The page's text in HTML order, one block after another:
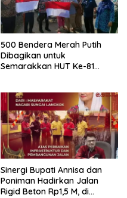
500 Bendera Merah Putih
Dibagikan untuk
Semarakkan HUT Ke-81
Sinergi Bupati Annisa dan
Poniman Hadirkan Jalan
Rigid Beton Rp1,5 M, di